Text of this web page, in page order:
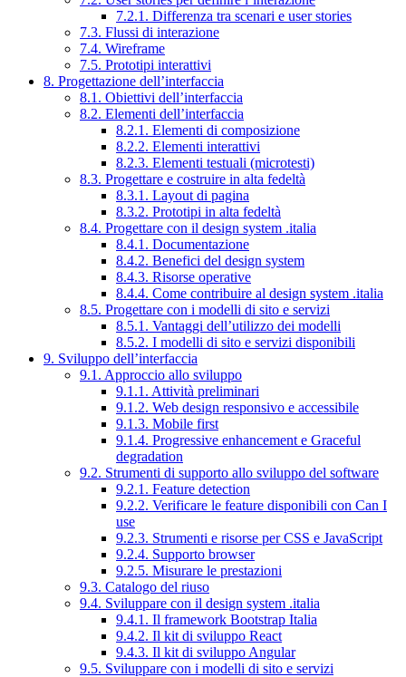
7.2.1. Differenza tra scenari e user stories
7.3. Flussi di interazione
7.4. Wireframe
7.5. Prototipi interattivi
8. Progettazione dell’interfaccia
8.1. Obiettivi dell’interfaccia
8.2. Elementi dell’interfaccia
8.2.1. Elementi di composizione
8.2.2. Elementi interattivi
8.2.3. Elementi testuali (microtesti)
8.3. Progettare e costruire in alta fedeltà
8.3.1. Layout di pagina
8.3.2. Prototipi in alta fedeltà
8.4. Progettare con il design system .italia
8.4.1. Documentazione
8.4.2. Benefici del design system
8.4.3. Risorse operative
8.4.4. Come contribuire al design system .italia
8.5. Progettare con i modelli di sito e servizi
8.5.1. Vantaggi dell’utilizzo dei modelli
8.5.2. I modelli di sito e servizi disponibili
9. Sviluppo dell’interfaccia
9.1. Approccio allo sviluppo
9.1.1. Attività preliminari
9.1.2. Web design responsivo e accessibile
9.1.3. Mobile first
9.1.4. Progressive enhancement e Graceful
degradation
9.2. Strumenti di supporto allo sviluppo del software
9.2.1. Feature detection
9.2.2. Verificare le feature disponibili con Can I
use
9.2.3. Strumenti e risorse per CSS e JavaScript
9.2.4. Supporto browser
9.2.5. Misurare le prestazioni
9.3. Catalogo del riuso
9.4. Sviluppare con il design system .italia
9.4.1. Il framework Bootstrap Italia
9.4.2. Il kit di sviluppo React
9.4.3. Il kit di sviluppo Angular
9.5. Sviluppare con i modelli di sito e servizi